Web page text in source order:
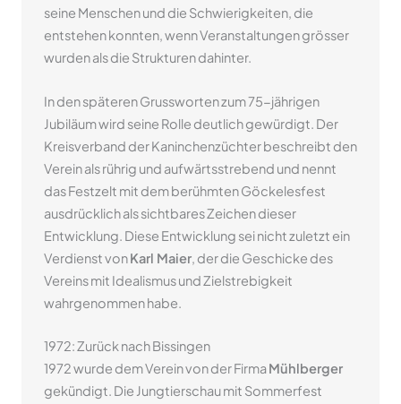
seine Menschen und die Schwierigkeiten, die
entstehen konnten, wenn Veranstaltungen grösser
wurden als die Strukturen dahinter.
In den späteren Grussworten zum 75-jährigen
Jubiläum wird seine Rolle deutlich gewürdigt. Der
Kreisverband der Kaninchenzüchter beschreibt den
Verein als rührig und aufwärtsstrebend und nennt
das Festzelt mit dem berühmten Göckelesfest
ausdrücklich als sichtbares Zeichen dieser
Entwicklung. Diese Entwicklung sei nicht zuletzt ein
Verdienst vonKarl Maier, der die Geschicke des
Vereins mit Idealismus und Zielstrebigkeit
wahrgenommen habe.
1972: Zurück nach Bissingen
1972 wurde dem Verein von der FirmaMühlberger
gekündigt. Die Jungtierschau mit Sommerfest